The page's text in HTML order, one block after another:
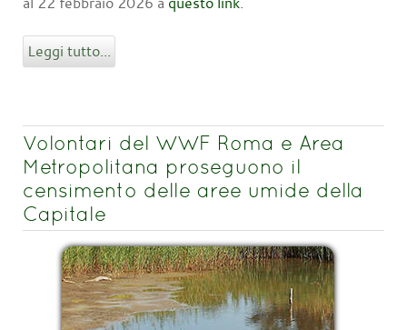
Leggi tutto...
Volontari del WWF Roma e Area
Metropolitana proseguono il
censimento delle aree umide della
Capitale